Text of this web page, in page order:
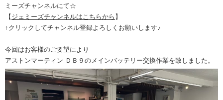
ミーズチャンネルにて☆
【 ジェミーズチャンネルはこちらから 】
↑クリックしてチャンネル登録よろしくお願いします♪
今回はお客様のご要望により
アストンマーティン ＤＢ９のメインバッテリー交換作業を致しました。